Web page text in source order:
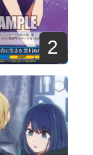
2